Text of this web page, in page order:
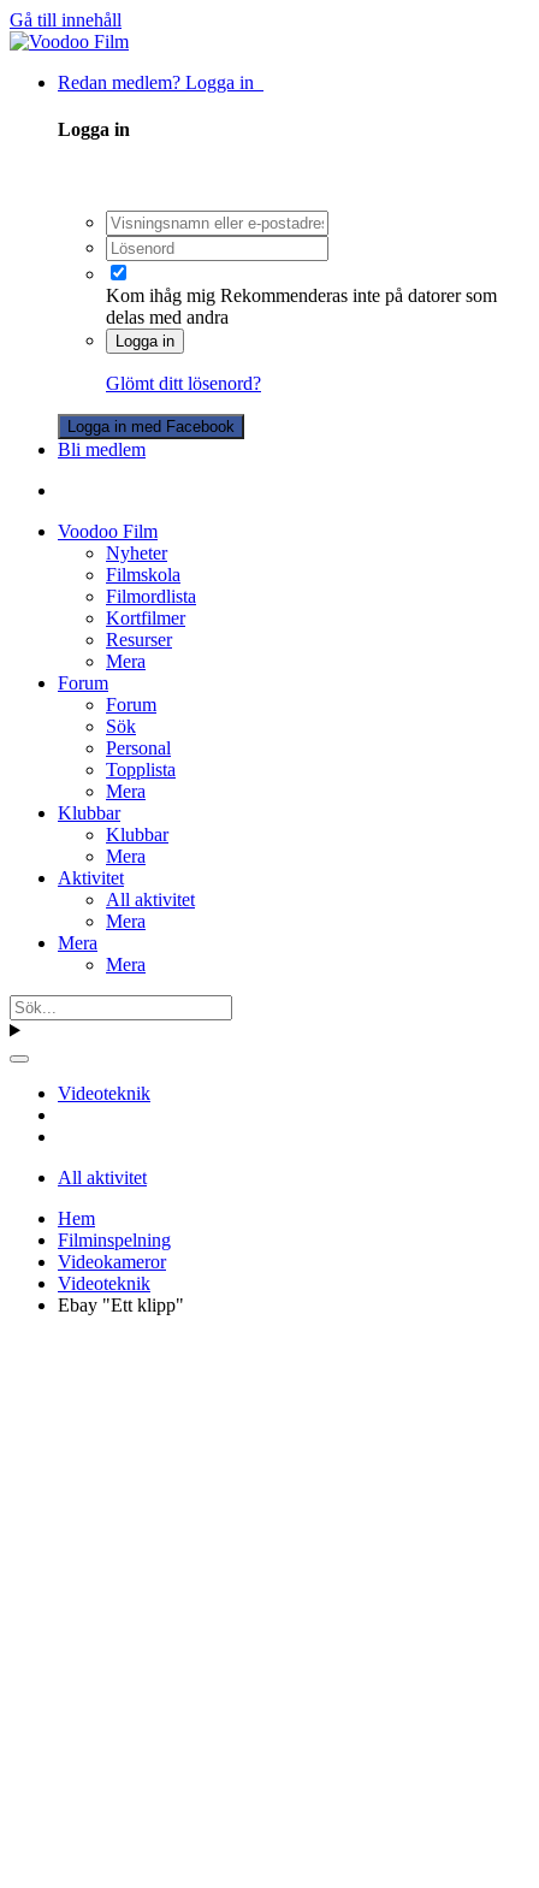
Gå till innehåll
Redan medlem? Logga in
Logga in
Kom ihåg mig Rekommenderas inte på datorer som
delas med andra
Logga in
Glömt ditt lösenord?
Logga in med Facebook
Bli medlem
Voodoo Film
Nyheter
Filmskola
Filmordlista
Kortfilmer
Resurser
Mera
Forum
Forum
Sök
Personal
Topplista
Mera
Klubbar
Klubbar
Mera
Aktivitet
All aktivitet
Mera
Mera
Mera
Videoteknik
All aktivitet
Hem
Filminspelning
Videokameror
Videoteknik
Ebay "Ett klipp"